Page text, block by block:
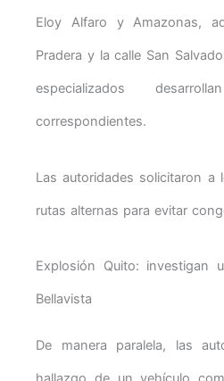
Eloy Alfaro y Amazonas,
Pradera y la calle San
especializados
correspondientes.
Las autoridades solicitaron a
rutas alternas para evitar
Explosión Quito: investigan
Bellavista
De manera paralela, las